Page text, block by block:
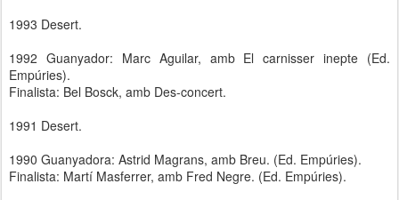
1993 Desert.
1992 Guanyador: Marc Aguilar, amb El carnisser inepte (Ed.
Empúries).
Finalista: Bel Bosck, amb Des-concert.
1991 Desert.
1990 Guanyadora: Astrid Magrans, amb Breu. (Ed. Empúries).
Finalista: Martí Masferrer, amb Fred Negre. (Ed. Empúries).